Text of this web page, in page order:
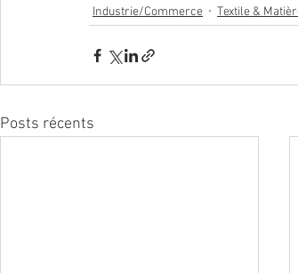
Industrie/Commerce Textile &
Posts récents